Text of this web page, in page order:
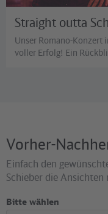
Straight outta
Unser Romano-Konzert
voller Erfolg! Ein
Vorher-
Einfach den
Schieber die
Bitte wählen